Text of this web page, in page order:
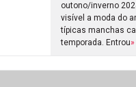
outono/inverno
visível a moda do
típicas manchas
temporada. Entrou»